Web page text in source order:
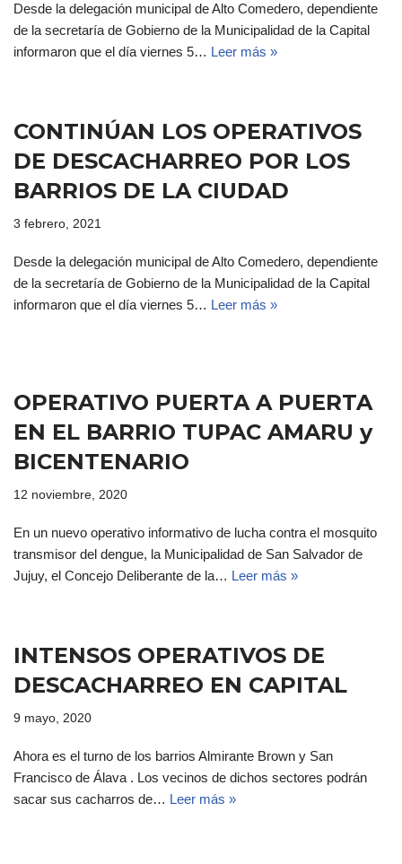
Desde la delegación municipal de Alto Comedero, dependiente
de la secretaría de Gobierno de la Municipalidad de la Capital
informaron que el día viernes 5… Leer más »
CONTINÚAN LOS OPERATIVOS
DE DESCACHARREO POR LOS
BARRIOS DE LA CIUDAD
3 febrero, 2021
Desde la delegación municipal de Alto Comedero, dependiente
de la secretaría de Gobierno de la Municipalidad de la Capital
informaron que el día viernes 5… Leer más »
OPERATIVO PUERTA A PUERTA
EN EL BARRIO TUPAC AMARU y
BICENTENARIO
12 noviembre, 2020
En un nuevo operativo informativo de lucha contra el mosquito
transmisor del dengue, la Municipalidad de San Salvador de
Jujuy, el Concejo Deliberante de la… Leer más »
INTENSOS OPERATIVOS DE
DESCACHARREO EN CAPITAL
9 mayo, 2020
Ahora es el turno de los barrios Almirante Brown y San
Francisco de Álava . Los vecinos de dichos sectores podrán
sacar sus cacharros de… Leer más »